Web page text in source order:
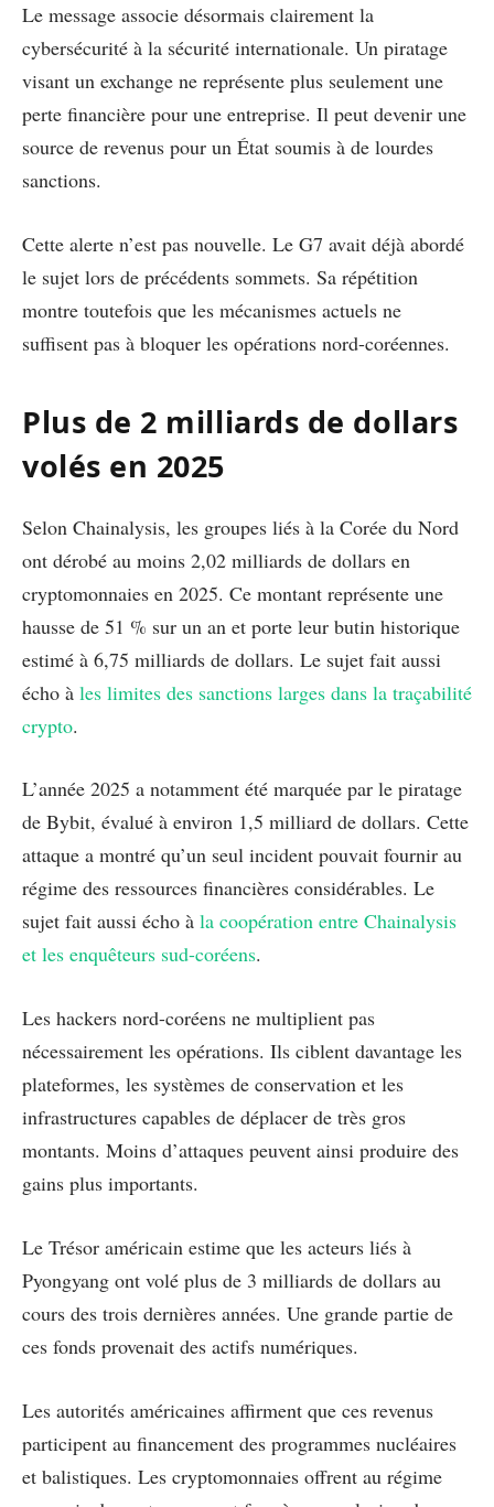
Le message associe désormais clairement la
cybersécurité à la sécurité internationale. Un piratage
visant un exchange ne représente plus seulement une
perte financière pour une entreprise. Il peut devenir une
source de revenus pour un État soumis à de lourdes
sanctions.
Cette alerte n’est pas nouvelle. Le G7 avait déjà abordé
le sujet lors de précédents sommets. Sa répétition
montre toutefois que les mécanismes actuels ne
suffisent pas à bloquer les opérations nord-coréennes.
Plus de 2 milliards de dollars
volés en 2025
Selon Chainalysis, les groupes liés à la Corée du Nord
ont dérobé au moins 2,02 milliards de dollars en
cryptomonnaies en 2025. Ce montant représente une
hausse de 51 % sur un an et porte leur butin historique
estimé à 6,75 milliards de dollars. Le sujet fait aussi
écho à les limites des sanctions larges dans la traçabilité
crypto.
L’année 2025 a notamment été marquée par le piratage
de Bybit, évalué à environ 1,5 milliard de dollars. Cette
attaque a montré qu’un seul incident pouvait fournir au
régime des ressources financières considérables. Le
sujet fait aussi écho à la coopération entre Chainalysis
et les enquêteurs sud-coréens.
Les hackers nord-coréens ne multiplient pas
nécessairement les opérations. Ils ciblent davantage les
plateformes, les systèmes de conservation et les
infrastructures capables de déplacer de très gros
montants. Moins d’attaques peuvent ainsi produire des
gains plus importants.
Le Trésor américain estime que les acteurs liés à
Pyongyang ont volé plus de 3 milliards de dollars au
cours des trois dernières années. Une grande partie de
ces fonds provenait des actifs numériques.
Les autorités américaines affirment que ces revenus
participent au financement des programmes nucléaires
et balistiques. Les cryptomonnaies offrent au régime